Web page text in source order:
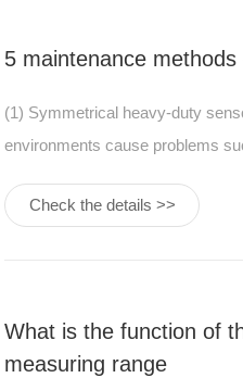
5 maintenance methods
(1) Symmetrical heavy-duty
environments cause problems
in elastomers. Weighing sensors
Check the details >>
What is the function of
measuring range